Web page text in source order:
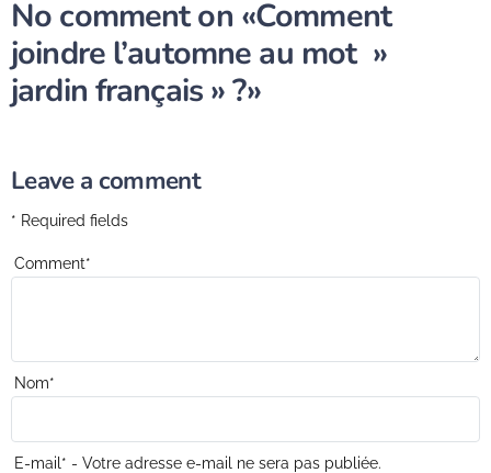
No comment on «Comment
joindre l’automne au mot »
jardin français » ?»
Leave a comment
* Required fields
Comment*
Nom*
E-mail* - Votre adresse e-mail ne sera pas publiée.